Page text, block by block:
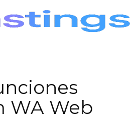
WA Web